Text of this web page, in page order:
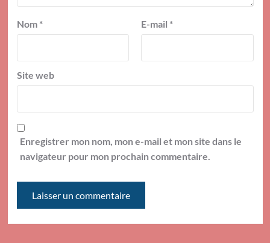
Nom * E-mail *
Site web
Enregistrer mon nom, mon e-mail et mon site dans le
navigateur pour mon prochain commentaire.